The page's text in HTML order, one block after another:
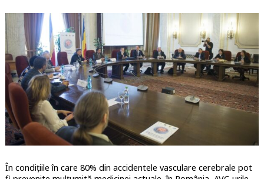
În condițiile în care 80% din accidentele vasculare cerebrale pot